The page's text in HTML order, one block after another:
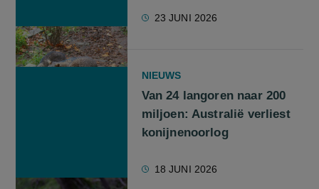
23 JUNI 2026
NIEUWS
Van 24 langoren naar 200
miljoen: Australië verliest
konijnenoorlog
18 JUNI 2026